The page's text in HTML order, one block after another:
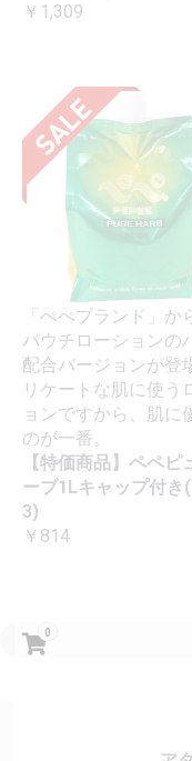
0
￥1,309
「ぺぺブランド」か
パウチローションの
配合バージョンが登
リケートな肌に使う
ョンですから、肌に
のが一番。
【特価商品】ペペピ
ーブ1Lキャップ付き
3)
￥814